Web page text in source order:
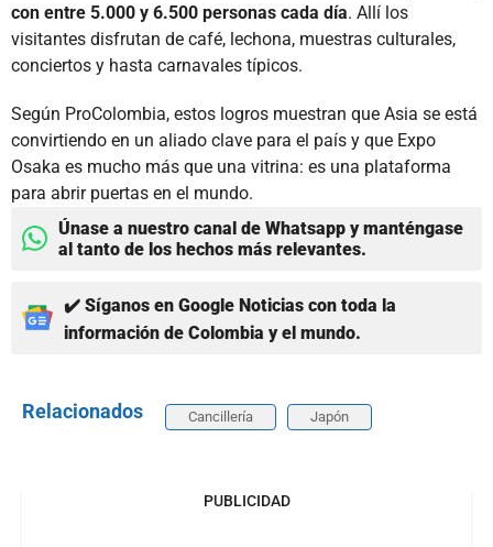
con entre 5.000 y 6.500 personas cada día. Allí los
visitantes disfrutan de café, lechona, muestras culturales,
conciertos y hasta carnavales típicos.
Según ProColombia, estos logros muestran que Asia se está
convirtiendo en un aliado clave para el país y que Expo
Osaka es mucho más que una vitrina: es una plataforma
para abrir puertas en el mundo.
Únase a nuestro canal de Whatsapp y manténgase
al tanto de los hechos más relevantes.
✔️ Síganos en Google Noticias con toda la
información de Colombia y el mundo.
Relacionados Cancillería Japón
PUBLICIDAD